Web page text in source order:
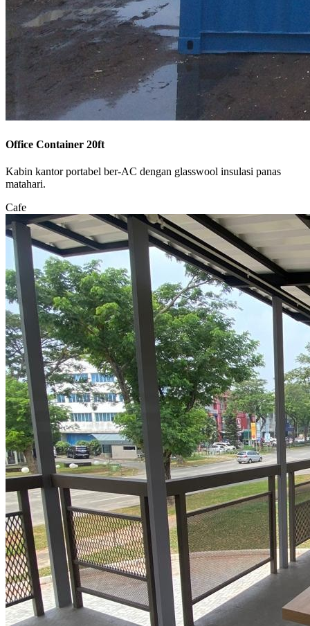
Office Container 20ft
Kabin kantor portabel ber-AC dengan glasswool insulasi panas
matahari.
Cafe